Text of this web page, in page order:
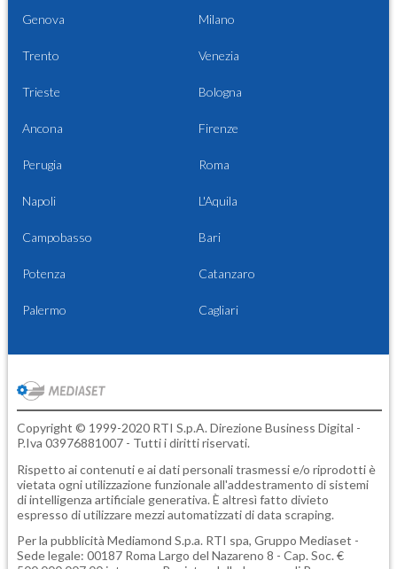
Genova Milano
Trento Venezia
Trieste Bologna
Ancona Firenze
Perugia Roma
Napoli L'Aquila
Campobasso Bari
Potenza Catanzaro
Palermo Cagliari
Copyright © 1999-2020 RTI S.p.A. Direzione Business Digital -
P.Iva 03976881007 - Tutti i diritti riservati.
Rispetto ai contenuti e ai dati personali trasmessi e/o riprodotti è
vietata ogni utilizzazione funzionale all'addestramento di sistemi
di intelligenza artificiale generativa. È altresì fatto divieto
espresso di utilizzare mezzi automatizzati di data scraping.
Per la pubblicità Mediamond S.p.a. RTI spa, Gruppo Mediaset -
Sede legale: 00187 Roma Largo del Nazareno 8 - Cap. Soc. €